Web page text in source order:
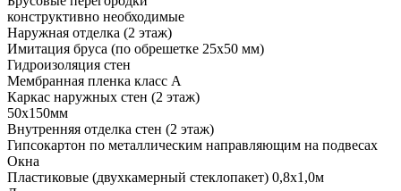
конструктивно необходимые
Наружная отделка (2 этаж)
Имитация бруса (по обрешетке 25х50 мм)
Гидроизоляция стен
Мембранная пленка класс А
Каркас наружных стен (2 этаж)
50х150мм
Внутренняя отделка стен (2 этаж)
Гипсокартон по металлическим направляющим на подвесах
Окна
Пластиковые (двухкамерный стеклопакет) 0,8х1,0м